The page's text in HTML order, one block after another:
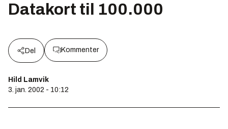
Datakort til 100.000
Del Kommenter
Hild Lamvik
3. jan. 2002 - 10:12